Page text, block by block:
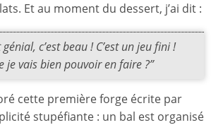
Et au moment du dessert, j’ai dit :
c’est beau ! C’est un jeu fini !
je vais bien pouvoir en faire ?”
cette première forge écrite par
stupéfiante : un bal est organisé